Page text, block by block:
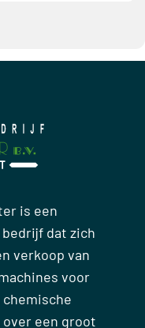
is een
dat zich
verkoop van
voor
een groot